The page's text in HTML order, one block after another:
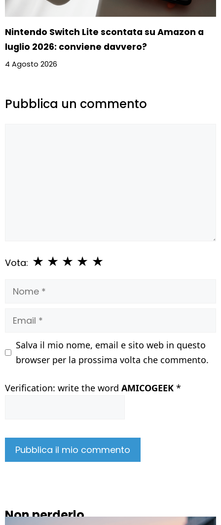
Nintendo Switch Lite scontata su Amazon a
luglio 2026: conviene davvero?
4 Agosto 2026
Pubblica un commento
Vota: ★
★
★
★
★
Nome
Email
Salva il mio nome, email e sito web in questo
browser per la prossima volta che commento.
Verification: write the word AMICOGEEK *
Non perderlo